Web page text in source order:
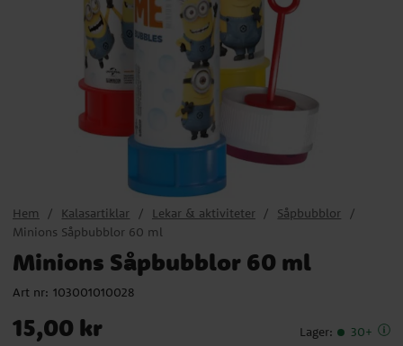
Hem Kalasartiklar Lekar & aktiviteter
Såpbubblor
Minions Såpbubblor 60 ml
Minions Såpbubblor 60 ml
Art nr: 103001010028
Pris
15,00 kr
15,00 kr Lager: 30+